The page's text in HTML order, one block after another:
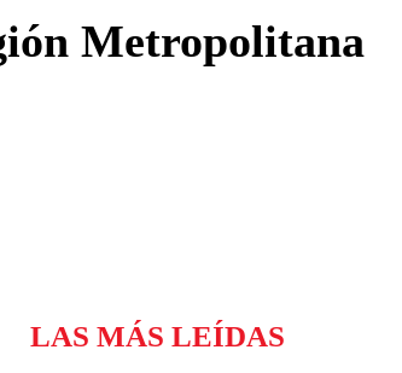
Metropolitana
LAS MÁS LEÍDAS